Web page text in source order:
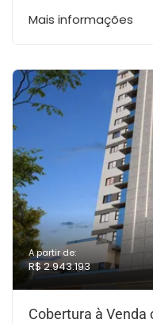
Mais informações
A partir de:
R$ 2.943.193
Cobertura à Venda